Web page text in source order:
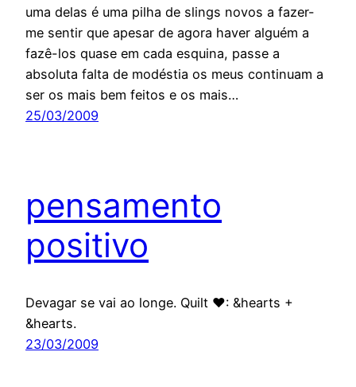
uma delas é uma pilha de slings novos a fazer-
me sentir que apesar de agora haver alguém a
fazê-los quase em cada esquina, passe a
absoluta falta de modéstia os meus continuam a
ser os mais bem feitos e os mais…
25/03/2009
pensamento
positivo
Devagar se vai ao longe. Quilt ♥: &hearts +
&hearts.
23/03/2009